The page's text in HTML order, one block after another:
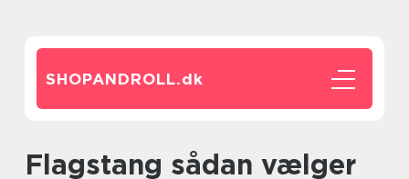
SHOPANDROLL.dk
Flagstang sådan vælger